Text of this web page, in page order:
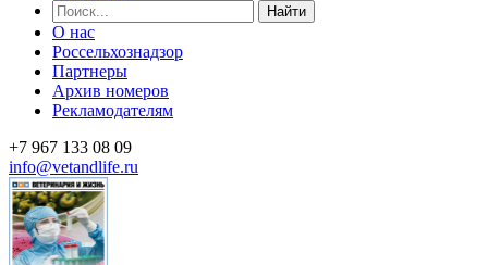
Найти
О нас
Россельхознадзор
Партнеры
Архив номеров
Рекламодателям
+7 967 133 08 09
info@vetandlife.ru